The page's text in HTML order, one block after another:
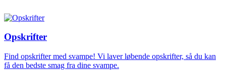
Opskrifter
Find opskrifter med svampe! Vi laver løbende opskrifter, så du kan
få den bedste smag fra dine svampe.